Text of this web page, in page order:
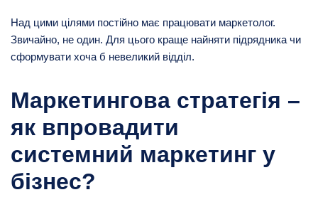
Над цими цілями постійно має працювати маркетолог.
Звичайно, не один. Для цього краще найняти підрядника чи
сформувати хоча б невеликий відділ.
Маркетингова стратегія –
як впровадити
системний маркетинг у
бізнес?